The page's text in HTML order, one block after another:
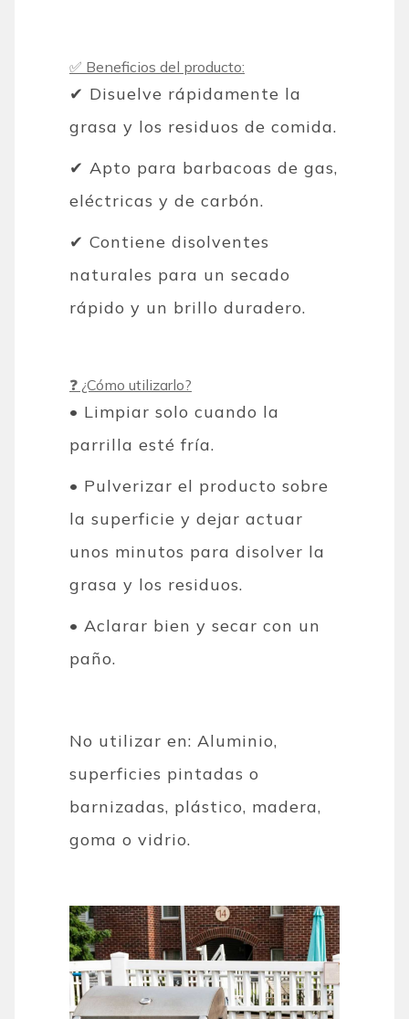
✅ Beneficios del producto:
✔ Disuelve rápidamente la
grasa y los residuos de comida.
✔ Apto para barbacoas de gas,
eléctricas y de carbón.
✔ Contiene disolventes
naturales para un secado
rápido y un brillo duradero.
❓ ¿Cómo utilizarlo?
• Limpiar solo cuando la
parrilla esté fría.
• Pulverizar el producto sobre
la superficie y dejar actuar
unos minutos para disolver la
grasa y los residuos.
• Aclarar bien y secar con un
paño.
No utilizar en: Aluminio,
superficies pintadas o
barnizadas, plástico, madera,
goma o vidrio.